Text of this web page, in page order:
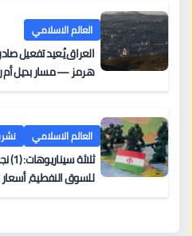
العالم الاسلامي
العراق يُعيد تفعيل
هرمز — مسار بديل
العالم الاسلامي
للسوق النفطية،